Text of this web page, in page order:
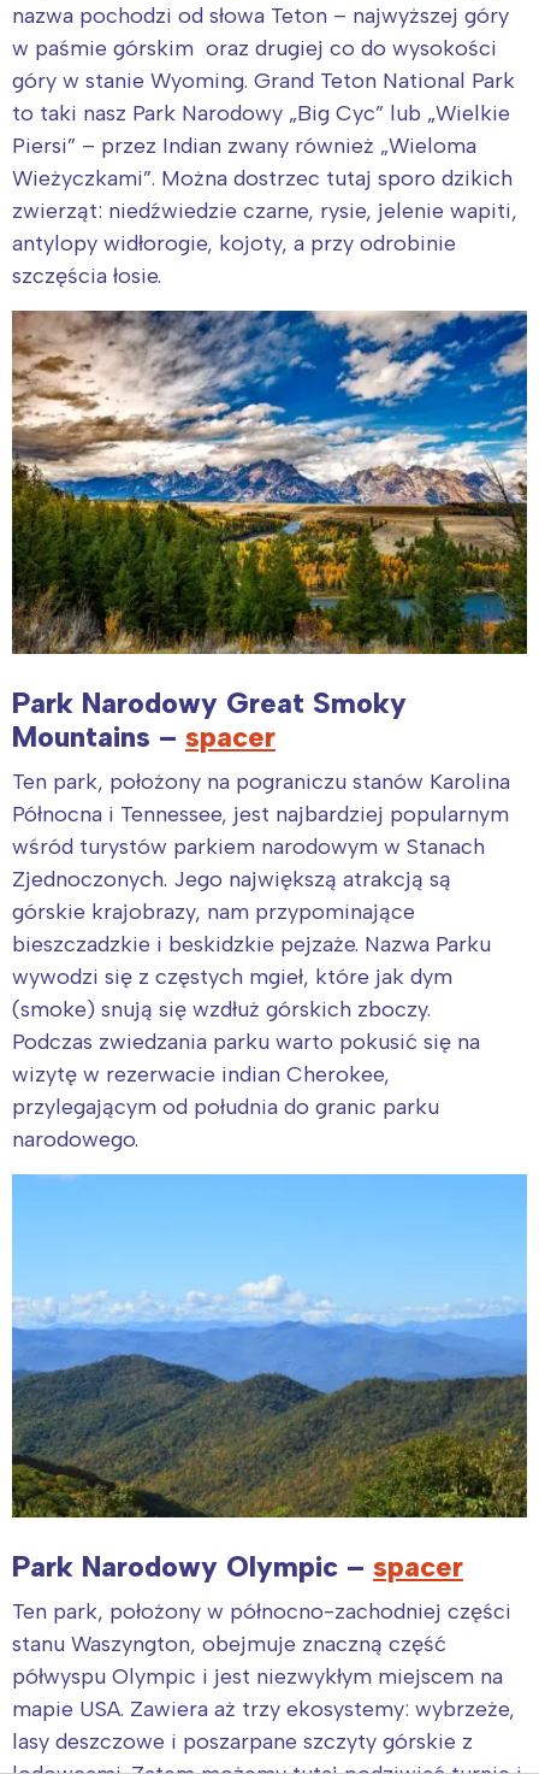
nazwa pochodzi od słowa Teton – najwyższej góry
w paśmie górskim oraz drugiej co do wysokości
góry w stanie Wyoming. Grand Teton National Park
to taki nasz Park Narodowy „Big Cyc” lub „Wielkie
Piersi” – przez Indian zwany również „Wieloma
Wieżyczkami”. Można dostrzec tutaj sporo dzikich
zwierząt: niedźwiedzie czarne, rysie, jelenie wapiti,
antylopy widłorogie, kojoty, a przy odrobinie
szczęścia łosie.
Park Narodowy Great Smoky
Mountains – spacer
Ten park, położony na pograniczu stanów Karolina
Północna i Tennessee, jest najbardziej popularnym
wśród turystów parkiem narodowym w Stanach
Zjednoczonych. Jego największą atrakcją są
górskie krajobrazy, nam przypominające
bieszczadzkie i beskidzkie pejzaże. Nazwa Parku
wywodzi się z częstych mgieł, które jak dym
(smoke) snują się wzdłuż górskich zboczy.
Podczas zwiedzania parku warto pokusić się na
wizytę w rezerwacie indian Cherokee,
przylegającym od południa do granic parku
narodowego.
Park Narodowy Olympic – spacer
Ten park, położony w północno-zachodniej części
stanu Waszyngton, obejmuje znaczną część
półwyspu Olympic i jest niezwykłym miejscem na
mapie USA. Zawiera aż trzy ekosystemy: wybrzeże,
lasy deszczowe i poszarpane szczyty górskie z